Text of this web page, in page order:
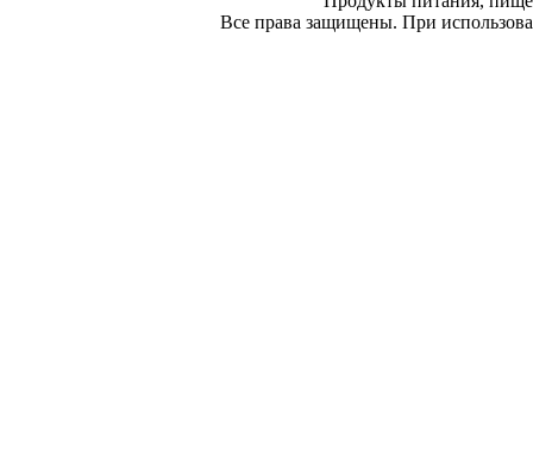
Все права защищены. При